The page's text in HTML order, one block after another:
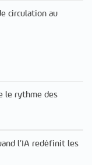
circulation au
le rythme des
l’IA redéfinit les